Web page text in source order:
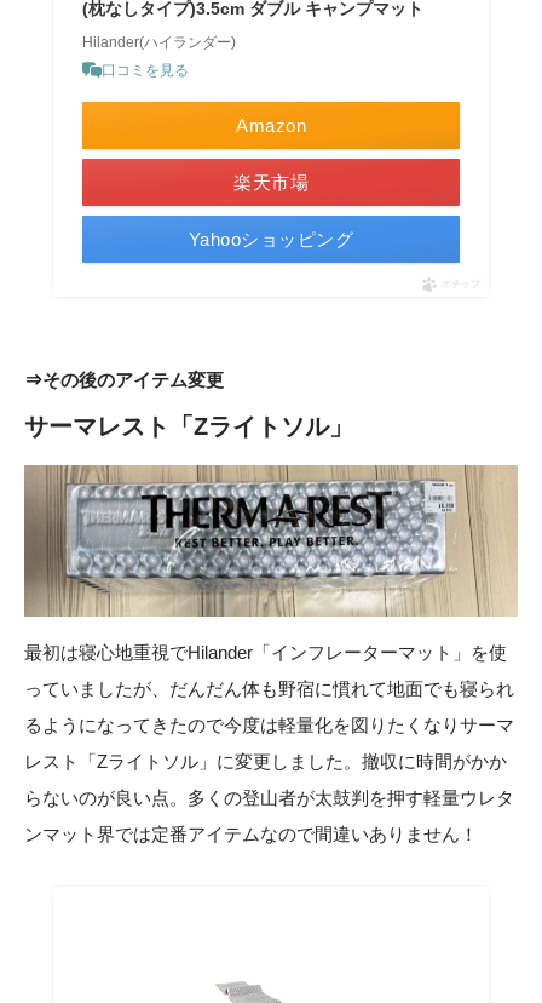
(枕なしタイプ)3.5cm ダブル キャンプマット
Hilander(ハイランダー)
口コミを見る
Amazon
楽天市場
Yahooショッピング
ポチップ
⇒その後のアイテム変更
サーマレスト「Zライトソル」
最初は寝心地重視でHilander「インフレーターマット」を使
っていましたが、だんだん体も野宿に慣れて地面でも寝られ
るようになってきたので今度は軽量化を図りたくなりサーマ
レスト「Zライトソル」に変更しました。撤収に時間がかか
らないのが良い点。多くの登山者が太鼓判を押す軽量ウレタ
ンマット界では定番アイテムなので間違いありません！